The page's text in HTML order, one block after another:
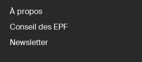
À propos
Conseil des EPF
Newsletter